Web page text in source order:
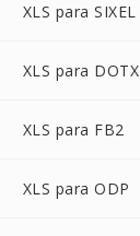
XLS para SIXEL
XLS para DOTX
XLS para FB2
XLS para ODP